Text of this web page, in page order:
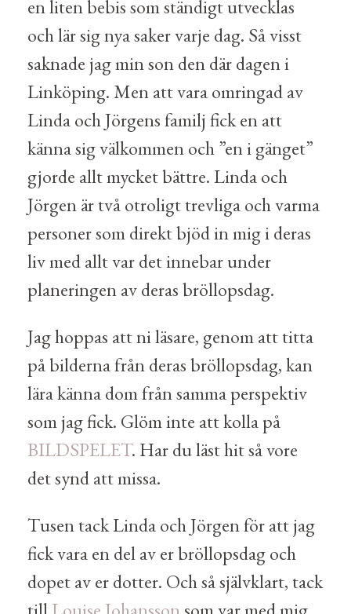
en liten bebis som ständigt utvecklas
och lär sig nya saker varje dag. Så visst
saknade jag min son den där dagen i
Linköping. Men att vara omringad av
Linda och Jörgens familj fick en att
känna sig välkommen och ”en i gänget”
gjorde allt mycket bättre. Linda och
Jörgen är två otroligt trevliga och varma
personer som direkt bjöd in mig i deras
liv med allt var det innebar under
planeringen av deras bröllopsdag.
Jag hoppas att ni läsare, genom att titta
på bilderna från deras bröllopsdag, kan
lära känna dom från samma perspektiv
som jag fick. Glöm inte att kolla på
BILDSPELET. Har du läst hit så vore
det synd att missa.
Tusen tack Linda och Jörgen för att jag
fick vara en del av er bröllopsdag och
dopet av er dotter. Och så självklart, tack